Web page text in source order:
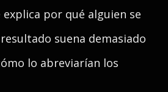
por qué alguien se
suena demasiado
lo abreviarían los